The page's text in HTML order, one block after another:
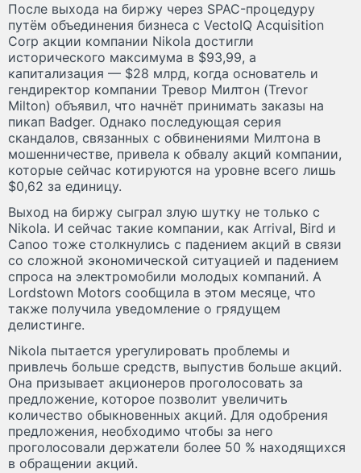
После выхода на биржу через SPAC-процедуру
путём объединения бизнеса с VectoIQ Acquisition
Corp акции компании Nikola достигли
исторического максимума в $93,99, а
капитализация — $28 млрд, когда основатель и
гендиректор компании Тревор Милтон (Trevor
Milton) объявил, что начнёт принимать заказы на
пикап Badger. Однако последующая серия
скандалов, связанных с обвинениями Милтона в
мошенничестве, привела к обвалу акций компании,
которые сейчас котируются на уровне всего лишь
$0,62 за единицу.
Выход на биржу сыграл злую шутку не только с
Nikola. И сейчас такие компании, как Arrival, Bird и
Canoo тоже столкнулись с падением акций в связи
со сложной экономической ситуацией и падением
спроса на электромобили молодых компаний. А
Lordstown Motors сообщила в этом месяце, что
также получила уведомление о грядущем
делистинге.
Nikola пытается урегулировать проблемы и
привлечь больше средств, выпустив больше акций.
Она призывает акционеров проголосовать за
предложение, которое позволит увеличить
количество обыкновенных акций. Для одобрения
предложения, необходимо чтобы за него
проголосовали держатели более 50 % находящихся
в обращении акций.